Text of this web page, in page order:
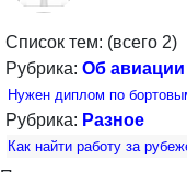
Список тем: (всего 2)
Рубрика: Об авиации
Нужен диплом по
Рубрика: Разное
Как найти работу за